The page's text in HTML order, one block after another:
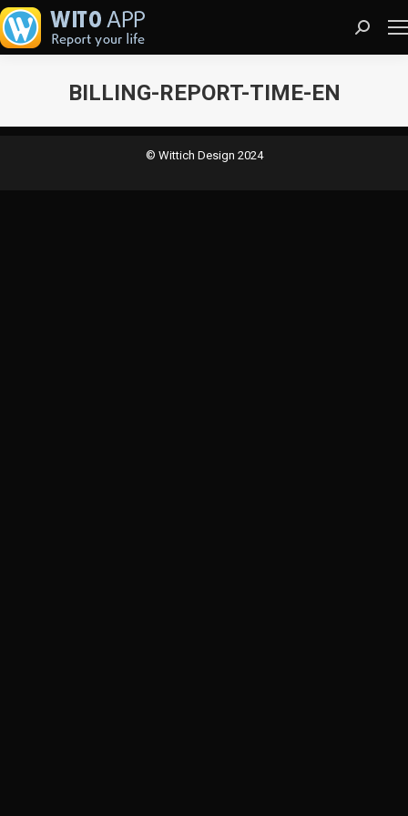
Search:
BILLING-REPORT-TIME-EN
© Wittich Design 2024